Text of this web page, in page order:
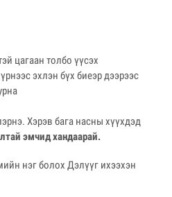
цагаан толбо үүсэх
эхлэн бүх биеэр дээрээс
Хэрэв бага насны хүүхдэд
эмчид хандаарай.
нэг болох Дэлүүг ихээхэн